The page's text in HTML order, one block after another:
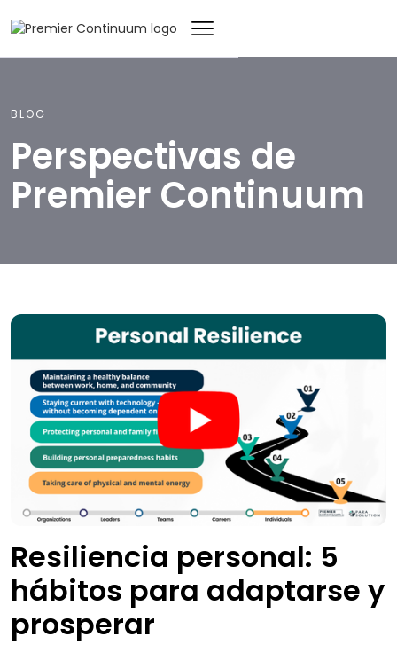
BLOG
Perspectivas de
Premier Continuum
Resiliencia personal: 5
hábitos para adaptarse y
prosperar